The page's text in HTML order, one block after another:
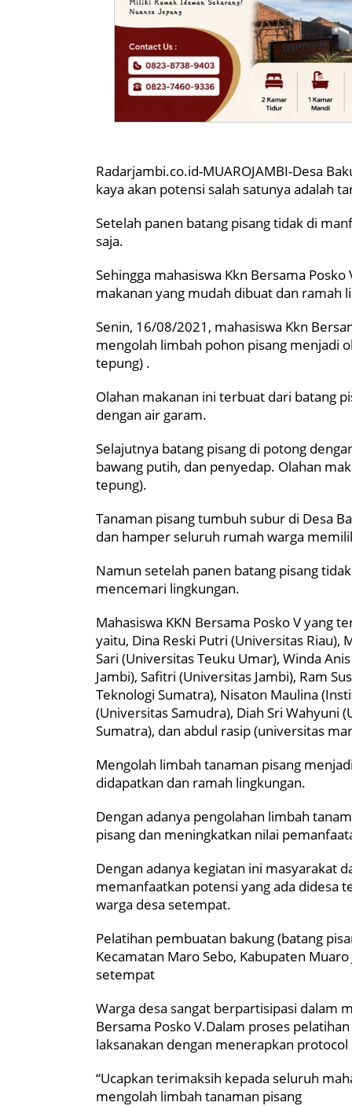
Radarjambi.co.id-MUAROJAMBI-Desa
kaya akan potensi salah satunya adalah
Setelah panen batang pisang tidak di
saja.
Sehingga mahasiswa Kkn Bersama
makanan yang mudah dibuat dan ramah
Senin, 16/08/2021, mahasiswa Kkn
mengolah limbah pohon pisang menjadi
tepung) .
Olahan makanan ini terbuat dari batang
dengan air garam.
Selajutnya batang pisang di potong
bawang putih, dan penyedap. Olahan
tepung).
Tanaman pisang tumbuh subur di Desa
dan hamper seluruh rumah warga
Namun setelah panen batang pisang
mencemari lingkungan.
Mahasiswa KKN Bersama Posko V yang
yaitu, Dina Reski Putri (Universitas Riau),
Sari (Universitas Teuku Umar), Winda
Jambi), Safitri (Universitas Jambi), Ram
Teknologi Sumatra), Nisaton Maulina
(Universitas Samudra), Diah Sri Wahyuni
Sumatra), dan abdul rasip (universitas
Mengolah limbah tanaman pisang
didapatkan dan ramah lingkungan.
Dengan adanya pengolahan limbah
pisang dan meningkatkan nilai
Dengan adanya kegiatan ini masyarakat
memanfaatkan potensi yang ada didesa
warga desa setempat.
Pelatihan pembuatan bakung (batang
Kecamatan Maro Sebo, Kabupaten
setempat
Warga desa sangat berpartisipasi dalam
Bersama Posko V.Dalam proses
laksanakan dengan menerapkan
“Ucapkan terimaksih kepada seluruh
mengolah limbah tanaman pisang